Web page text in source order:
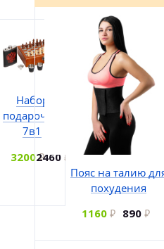
Набор
подарочный
7в1
32002460
Пояс на талию
похудения
1160
890